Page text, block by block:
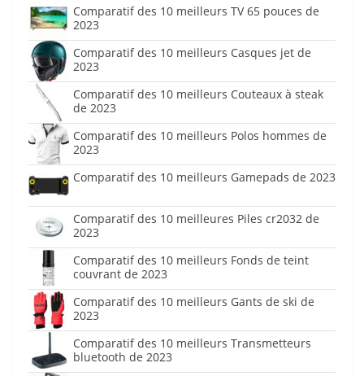
Comparatif des 10 meilleurs TV 65 pouces de
2023
Comparatif des 10 meilleurs Casques jet de
2023
Comparatif des 10 meilleurs Couteaux à steak
de 2023
Comparatif des 10 meilleurs Polos hommes de
2023
Comparatif des 10 meilleurs Gamepads de 2023
Comparatif des 10 meilleures Piles cr2032 de
2023
Comparatif des 10 meilleurs Fonds de teint
couvrant de 2023
Comparatif des 10 meilleurs Gants de ski de
2023
Comparatif des 10 meilleurs Transmetteurs
bluetooth de 2023